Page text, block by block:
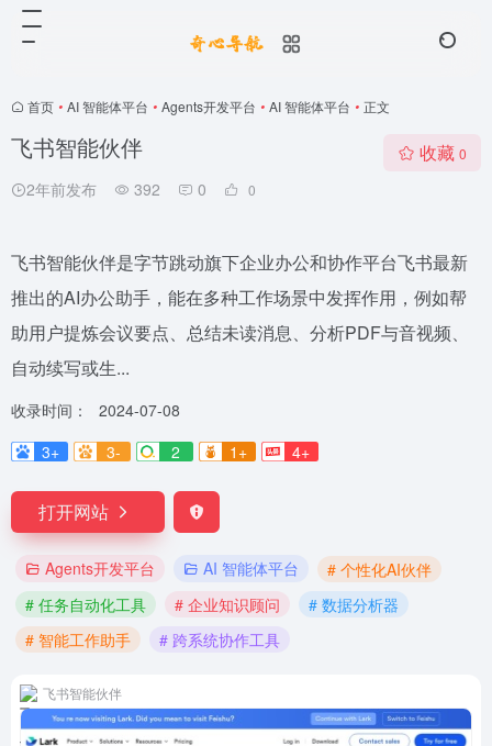
首页 • AI 智能体平台 • Agents开发平台 • AI 智能体平台 • 正文
飞书智能伙伴
2年前发布 392 0 0
收藏 0
飞书智能伙伴是字节跳动旗下企业办公和协作平台飞书最新
推出的AI办公助手，能在多种工作场景中发挥作用，例如帮
助用户提炼会议要点、总结未读消息、分析PDF与音视频、
自动续写或生...
收录时间：
2024-07-08
3+
3- 2 1+ 4+
打开网站
Agents开发平台 AI 智能体平台
# 个性化AI伙伴
# 任务自动化工具
# 企业知识顾问
# 数据分析器
# 智能工作助手
# 跨系统协作工具
飞书智能伙伴